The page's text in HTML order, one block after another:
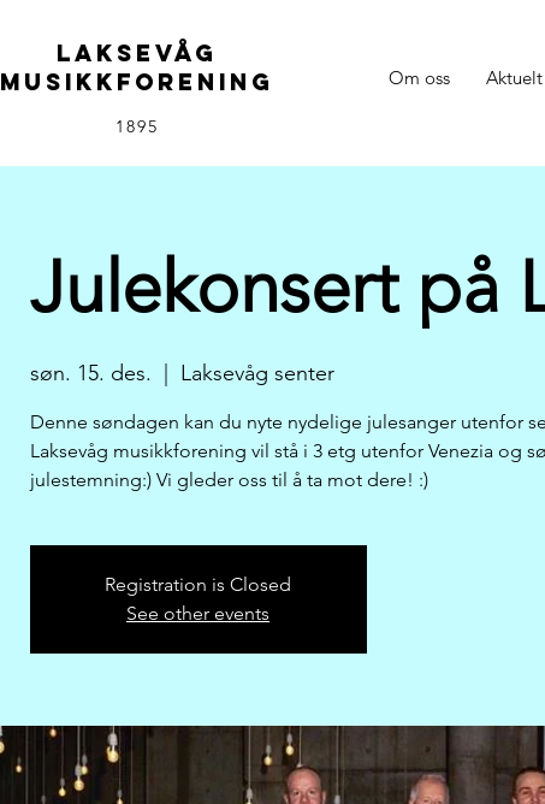
LAKSEVÅG
MUSIKKFORENING
Om oss Aktuelt
1895
Julekonsert på
søn. 15. des. Laksevåg senter
Denne søndagen kan du nyte nydelige julesanger utenfor
Laksevåg musikkforening vil stå i 3 etg utenfor Venezia og
julestemning:) Vi gleder oss til å ta mot dere! :)
Registration is Closed
See other events